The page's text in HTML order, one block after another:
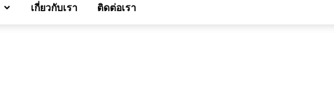
เกี่ยวกับเรา ติดต่อเรา